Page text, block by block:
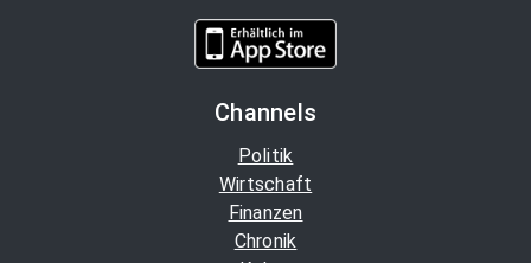
Channels
Politik
Wirtschaft
Finanzen
Chronik